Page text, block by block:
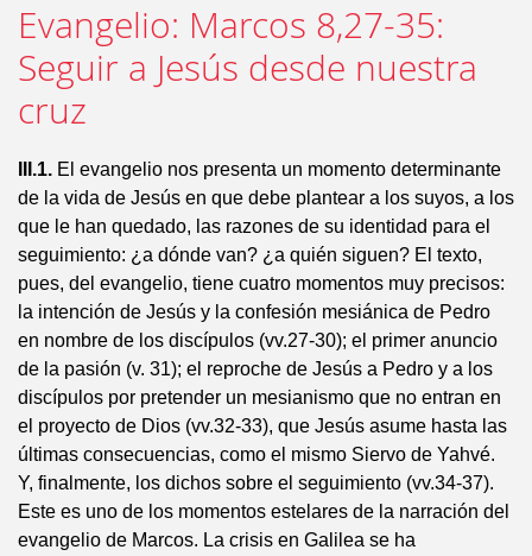
Evangelio: Marcos 8,27-35:
Seguir a Jesús desde nuestra
cruz
III.1. El evangelio nos presenta un momento determinante
de la vida de Jesús en que debe plantear a los suyos, a los
que le han quedado, las razones de su identidad para el
seguimiento: ¿a dónde van? ¿a quién siguen? El texto,
pues, del evangelio, tiene cuatro momentos muy precisos:
la intención de Jesús y la confesión mesiánica de Pedro
en nombre de los discípulos (vv.27-30); el primer anuncio
de la pasión (v. 31); el reproche de Jesús a Pedro y a los
discípulos por pretender un mesianismo que no entran en
el proyecto de Dios (vv.32-33), que Jesús asume hasta las
últimas consecuencias, como el mismo Siervo de Yahvé.
Y, finalmente, los dichos sobre el seguimiento (vv.34-37).
Este es uno de los momentos estelares de la narración del
evangelio de Marcos. La crisis en Galilea se ha